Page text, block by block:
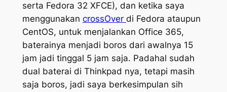
serta Fedora 32 XFCE), dan ketika saya
menggunakan crossOver di Fedora ataupun
CentOS, untuk menjalankan Office 365,
baterainya menjadi boros dari awalnya 15
jam jadi tinggal 5 jam saja. Padahal sudah
dual baterai di Thinkpad nya, tetapi masih
saja boros, jadi saya berkesimpulan sih